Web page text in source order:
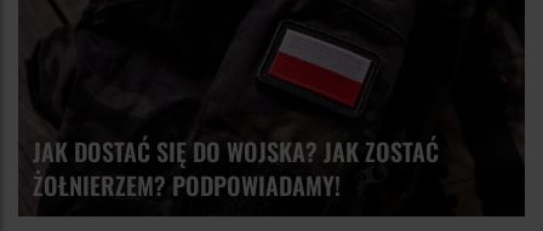
JAK DOSTAĆ SIĘ DO WOJSKA? JAK ZOSTAĆ
ŻOŁNIERZEM? PODPOWIADAMY!